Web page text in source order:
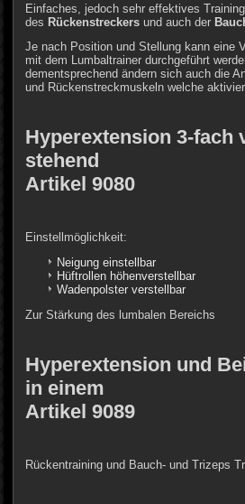
Einfaches, jedoch sehr effektives
des Rückenstreckers und auch der
Je nach Position und Stellung kann eine
mit dem Lumbaltrainer durchgeführt
dementsprechend ändern sich auch die
und Rückenstreckmuskeln welche
Hyperextension 3-fach
stehend
Artikel 9080
Einstellmöglichkeit:
Neigung einstellbar
Hüftrollen höhenverstellbar
Wadenpolster verstellbar
Zur Stärkung des lumbalen Bereichs
Hyperextension und
in einem
Artikel 9089
Rückentraining und Bauch- und Trizeps